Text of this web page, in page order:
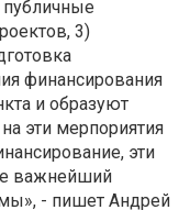
3)
финансирования
и образуют
эти мерпориятия
эти
важнейший
- пишет Андрей